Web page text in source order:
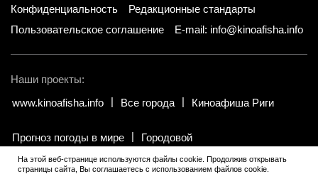
Конфиденциальность
Редакционные стандарты
Пользовательское соглашение
E-mail: info@kinoafisha.info
Наши проекты:
www.kinoafisha.info
Все города Киноафиша Риги
Прогноз погоды в мире Городовой
© 2002-2026 Все права и материалы принадлежат «Киноафиша».
На этой веб-странице используются файлы cookie. Продолжив открывать
страницы сайта, Вы соглашаетесь с использованием файлов cookie.